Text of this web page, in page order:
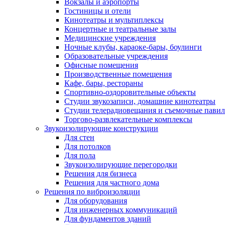
Вокзалы и аэропорты
Гостиницы и отели
Кинотеатры и мультиплексы
Концертные и театральные залы
Медицинские учреждения
Ночные клубы, караоке-бары, боулинги
Образовательные учреждения
Офисные помещения
Производственные помещения
Кафе, бары, рестораны
Спортивно-оздоровительные объекты
Студии звукозаписи, домашние кинотеатры
Студии телерадиовещания и съемочные
Торгово-развлекательные комплексы
Звукоизолирующие конструкции
Для стен
Для потолков
Для пола
Звукоизолирующие перегородки
Решения для бизнеса
Решения для частного дома
Решения по виброизоляции
Для оборудования
Для инженерных коммуникаций
Для фундаментов зданий